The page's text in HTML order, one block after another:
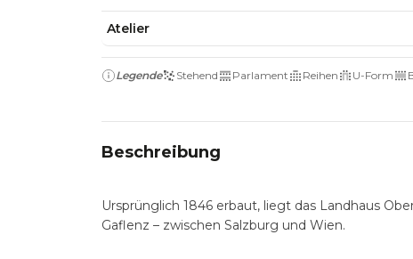
Atelier
Legende Stehend Parlament Reihen U-Form
Beschreibung
Ursprünglich 1846 erbaut, liegt das Landhaus
Gaflenz – zwischen Salzburg und Wien.